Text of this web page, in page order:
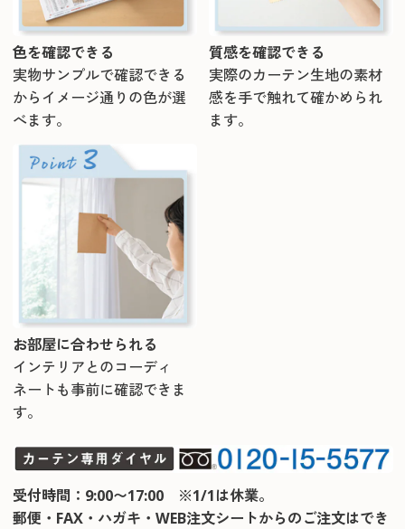
色を確認できる
実物サンプルで確認できる
からイメージ通りの色が選
べます。
質感を確認できる
実際のカーテン生地の素材
感を手で触れて確かめられ
ます。
お部屋に合わせられる
インテリアとのコーディ
ネートも事前に確認できま
す。
受付時間：9:00〜17:00 ※1/1は休業。
郵便・FAX・ハガキ・WEB注文シートからのご注文はでき